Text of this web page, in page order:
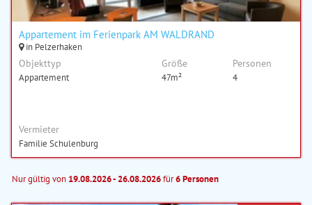
Appartement im Ferienpark AM WALDRAND
in Pelzerhaken
Objekttyp
Appartement
Größe
47m²
Personen
4
Vermieter
Familie Schulenburg
Nur gültig von 19.08.2026 - 26.08.2026für6 Personen